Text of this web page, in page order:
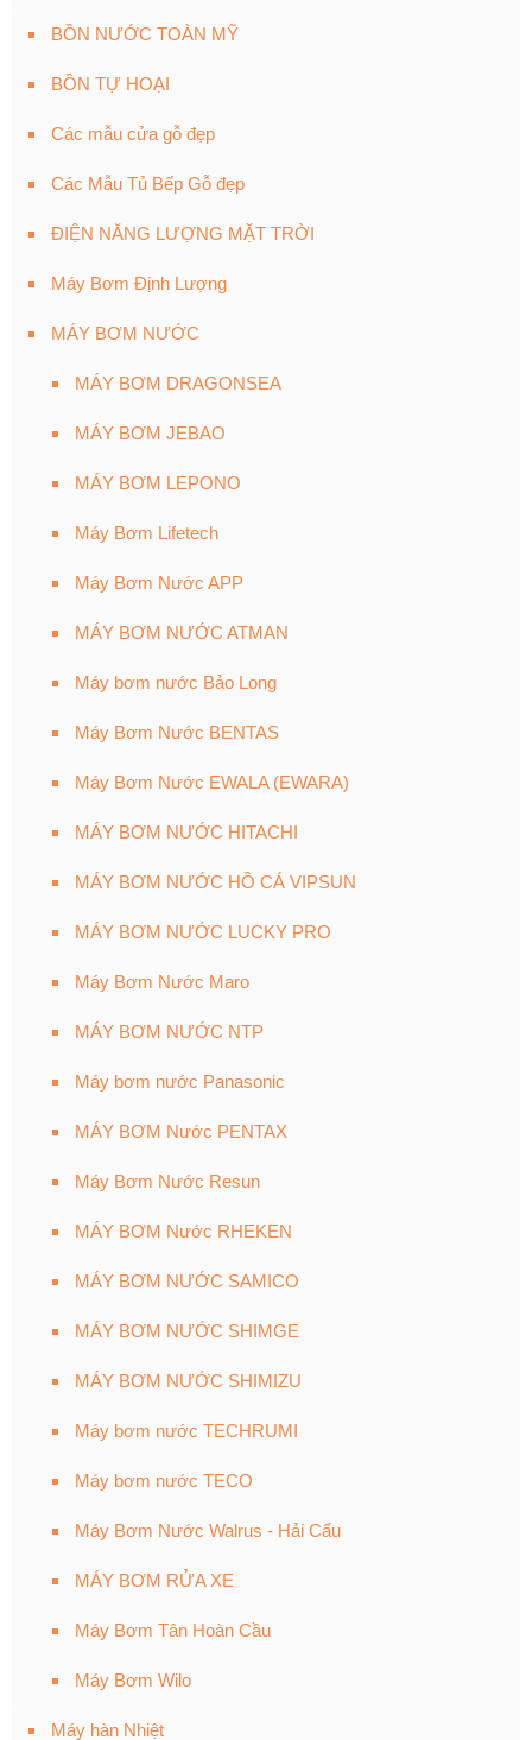
BỒN NƯỚC TOÀN MỸ
BỒN TỰ HOẠI
Các mẫu cửa gỗ đẹp
Các Mẫu Tủ Bếp Gỗ đẹp
ĐIỆN NĂNG LƯỢNG MẶT TRỜI
Máy Bơm Định Lượng
MÁY BƠM NƯỚC
MÁY BƠM DRAGONSEA
MÁY BƠM JEBAO
MÁY BƠM LEPONO
Máy Bơm Lifetech
Máy Bơm Nước APP
MÁY BƠM NƯỚC ATMAN
Máy bơm nước Bảo Long
Máy Bơm Nước BENTAS
Máy Bơm Nước EWALA (EWARA)
MÁY BƠM NƯỚC HITACHI
MÁY BƠM NƯỚC HỒ CÁ VIPSUN
MÁY BƠM NƯỚC LUCKY PRO
Máy Bơm Nước Maro
MÁY BƠM NƯỚC NTP
Máy bơm nước Panasonic
MÁY BƠM Nước PENTAX
Máy Bơm Nước Resun
MÁY BƠM Nước RHEKEN
MÁY BƠM NƯỚC SAMICO
MÁY BƠM NƯỚC SHIMGE
MÁY BƠM NƯỚC SHIMIZU
Máy bơm nước TECHRUMI
Máy bơm nước TECO
Máy Bơm Nước Walrus - Hải Cẩu
MÁY BƠM RỬA XE
Máy Bơm Tân Hoàn Cầu
Máy Bơm Wilo
Máy hàn Nhiệt